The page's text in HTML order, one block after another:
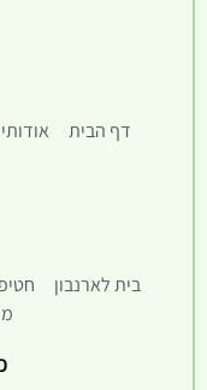
דף הבית
בית לארנבון